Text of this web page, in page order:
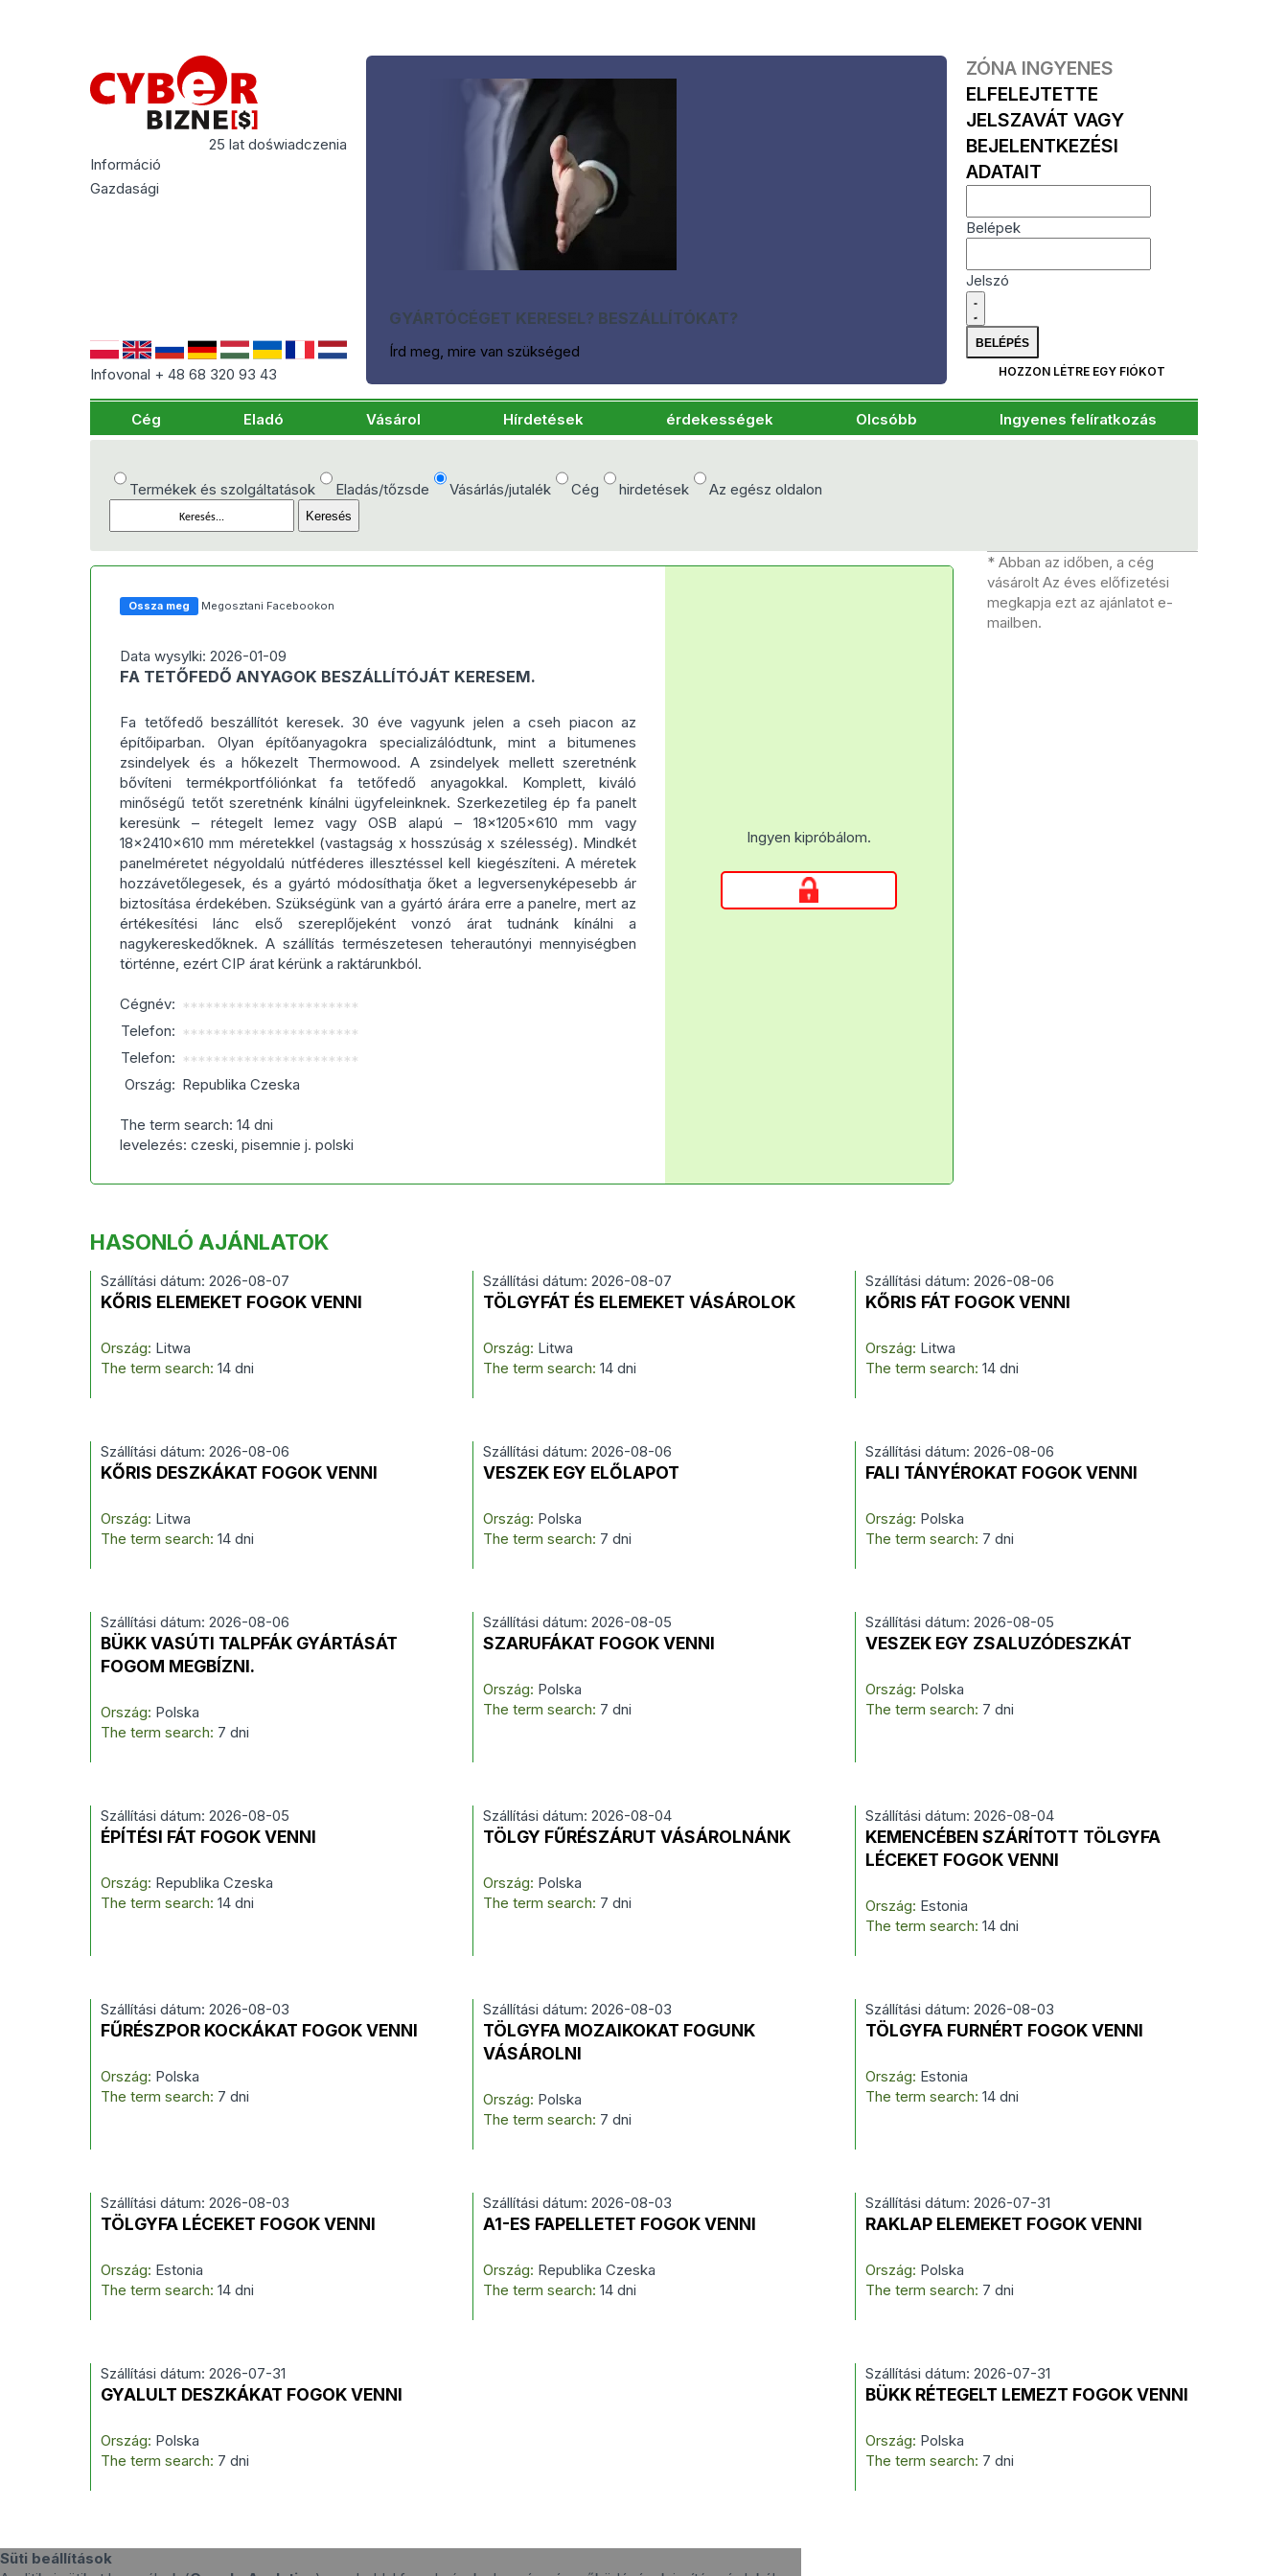
25 lat doświadczenia
Információ
Gazdasági
Infovonal + 48 68 320 93 43
GYÁRTÓCÉGET KERESEL? BESZÁLLÍTÓKAT?
Írd meg, mire van szükséged
ZÓNA INGYENES
ELFELEJTETTE
JELSZAVÁT VAGY
BEJELENTKEZÉSI
ADATAIT
Belépek
Jelszó
HOZZON LÉTRE EGY FIÓKOT
Cég Eladó Vásárol Hírdetések érdekességek Olcsóbb Ingyenes felíratkozás
Termékek és szolgáltatások Eladás/tőzsde Vásárlás/jutalék Cég hirdetések Az egész oldalon
Ossza meg Megosztani Facebookon
Data wysylki: 2026-01-09
FA TETŐFEDŐ ANYAGOK BESZÁLLÍTÓJÁT KERESEM.
Fa tetőfedő beszállítót keresek. 30 éve vagyunk jelen a cseh piacon az
építőiparban. Olyan építőanyagokra specializálódtunk, mint a bitumenes
zsindelyek és a hőkezelt Thermowood. A zsindelyek mellett szeretnénk
bővíteni termékportfóliónkat fa tetőfedő anyagokkal. Komplett, kiváló
minőségű tetőt szeretnénk kínálni ügyfeleinknek. Szerkezetileg ép fa panelt
keresünk – rétegelt lemez vagy OSB alapú – 18x1205x610 mm vagy
18x2410x610 mm méretekkel (vastagság x hosszúság x szélesség). Mindkét
panelméretet négyoldalú nútféderes illesztéssel kell kiegészíteni. A méretek
hozzávetőlegesek, és a gyártó módosíthatja őket a legversenyképesebb ár
biztosítása érdekében. Szükségünk van a gyártó árára erre a panelre, mert az
értékesítési lánc első szereplőjeként vonzó árat tudnánk kínálni a
nagykereskedőknek. A szállítás természetesen teherautónyi mennyiségben
történne, ezért CIP árat kérünk a raktárunkból.
Cégnév: ***********************
Telefon: ***********************
Telefon: ***********************
Ország: Republika Czeska
The term search: 14 dni
levelezés: czeski, pisemnie j. polski
Ingyen kipróbálom.
* Abban az időben, a cég
vásárolt Az éves előfizetési
megkapja ezt az ajánlatot e-
mailben.
HASONLÓ AJÁNLATOK
Szállítási dátum: 2026-08-07
KŐRIS ELEMEKET FOGOK VENNI
Ország: Litwa
The term search:14 dni
Szállítási dátum: 2026-08-07
TÖLGYFÁT ÉS ELEMEKET VÁSÁROLOK
Ország: Litwa
The term search: 14 dni
Szállítási dátum: 2026-08-06
KŐRIS FÁT FOGOK VENNI
Ország: Litwa
The term search: 14 dni
Szállítási dátum: 2026-08-06
KŐRIS DESZKÁKAT FOGOK VENNI
Ország: Litwa
The term search:14 dni
Szállítási dátum: 2026-08-06
VESZEK EGY ELŐLAPOT
Ország: Polska
The term search: 7 dni
Szállítási dátum: 2026-08-06
FALI TÁNYÉROKAT FOGOK VENNI
Ország: Polska
The term search: 7 dni
Szállítási dátum: 2026-08-06
BÜKK VASÚTI TALPFÁK GYÁRTÁSÁT
FOGOM MEGBÍZNI.
Ország: Polska
The term search: 7 dni
Szállítási dátum: 2026-08-05
SZARUFÁKAT FOGOK VENNI
Ország: Polska
The term search: 7 dni
Szállítási dátum: 2026-08-05
VESZEK EGY ZSALUZÓDESZKÁT
Ország: Polska
The term search: 7 dni
Szállítási dátum: 2026-08-05
ÉPÍTÉSI FÁT FOGOK VENNI
Ország: Republika Czeska
The term search:14 dni
Szállítási dátum: 2026-08-04
TÖLGY FŰRÉSZÁRUT VÁSÁROLNÁNK
Ország: Polska
The term search: 7 dni
Szállítási dátum: 2026-08-04
KEMENCÉBEN SZÁRÍTOTT TÖLGYFA
LÉCEKET FOGOK VENNI
Ország: Estonia
The term search: 14 dni
Szállítási dátum: 2026-08-03
FŰRÉSZPOR KOCKÁKAT FOGOK VENNI
Ország: Polska
The term search: 7 dni
Szállítási dátum: 2026-08-03
TÖLGYFA MOZAIKOKAT FOGUNK
VÁSÁROLNI
Ország: Polska
The term search: 7 dni
Szállítási dátum: 2026-08-03
TÖLGYFA FURNÉRT FOGOK VENNI
Ország: Estonia
The term search: 14 dni
Szállítási dátum: 2026-08-03
TÖLGYFA LÉCEKET FOGOK VENNI
Ország: Estonia
The term search:14 dni
Szállítási dátum: 2026-08-03
A1-ES FAPELLETET FOGOK VENNI
Ország: Republika Czeska
The term search: 14 dni
Szállítási dátum: 2026-07-31
RAKLAP ELEMEKET FOGOK VENNI
Ország: Polska
The term search: 7 dni
Szállítási dátum: 2026-07-31
GYALULT DESZKÁKAT FOGOK VENNI
Ország: Polska
The term search: 7 dni
Szállítási dátum: 2026-07-31
BÜKK RÉTEGELT LEMEZT FOGOK VENNI
Ország: Polska
The term search: 7 dni
Süti beállítások